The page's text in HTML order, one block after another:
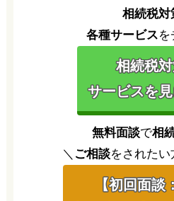
相続税対
各種サービスを
相続税
サービスを見
無料面談で相
＼ ご相談をされたい
【初回面談